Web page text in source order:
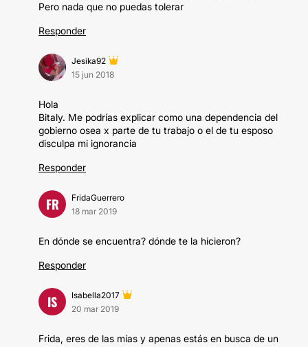
Pero nada que no puedas tolerar
Responder
Jesika92
15 jun 2018
Hola
Bitaly. Me podrías explicar como una dependencia del
gobierno osea x parte de tu trabajo o el de tu esposo
disculpa mi ignorancia
Responder
FR
FridaGuerrero
18 mar 2019
En dónde se encuentra? dónde te la hicieron?
Responder
IS
Isabella2017
20 mar 2019
Frida, eres de las mías y apenas estás en busca de un